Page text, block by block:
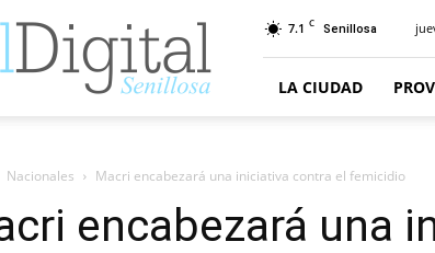
7.1 C Senillosa
LA CIUDAD
Nacionales Macri encabezará una iniciativa contra el femicidio
encabezará una